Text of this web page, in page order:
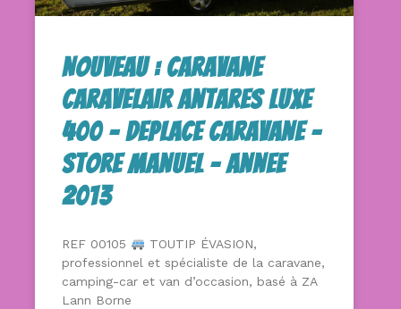
Nouveau : Caravane
Caravelair Antares Luxe
400 – Deplace Caravane –
Store Manuel – Annee
2013
REF 00105
TOUTIP ÉVASION,
professionnel et spécialiste de la caravane,
camping-car et van d’occasion, basé à ZA
Lann Borne